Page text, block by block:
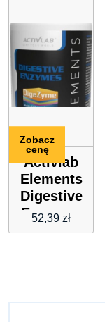
Activlab
Elements
Digestive
Enzymes
90Kaps
52,39 zł
Zobacz
cenę